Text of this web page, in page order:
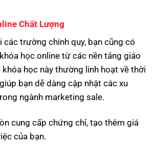
Chất Lượng
các trường chính quy, bạn cũng có
học online từ các nền tảng giáo
học này thường linh hoạt về thời
bạn dễ dàng cập nhật các xu
ngành marketing sale.
cung cấp chứng chỉ, tạo thêm giá
của bạn.